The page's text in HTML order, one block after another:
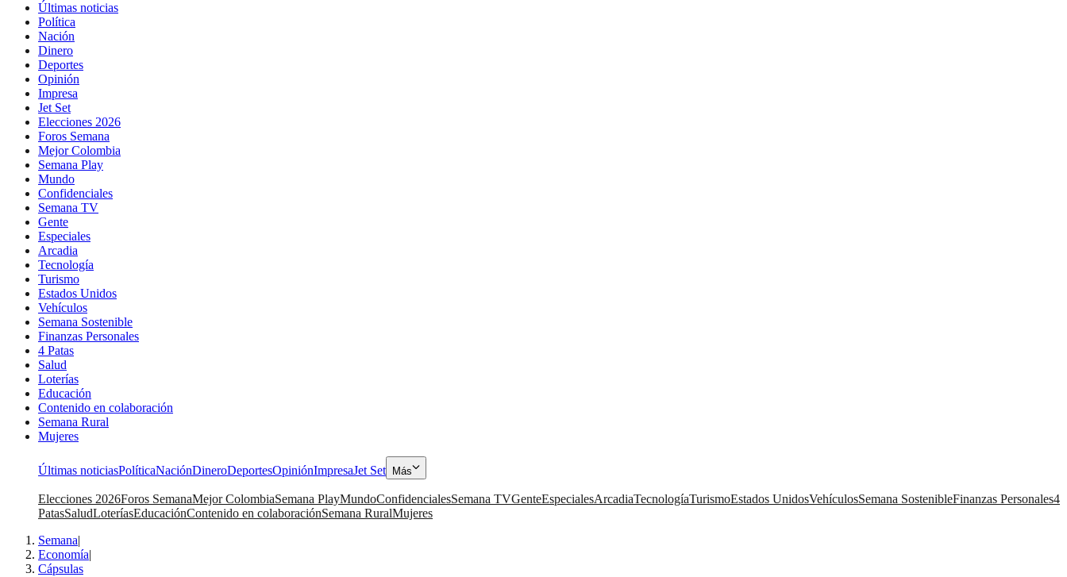
Últimas noticias
Política
Nación
Dinero
Deportes
Opinión
Impresa
Jet Set
Elecciones 2026
Foros Semana
Mejor Colombia
Semana Play
Mundo
Confidenciales
Semana TV
Gente
Especiales
Arcadia
Tecnología
Turismo
Estados Unidos
Vehículos
Semana Sostenible
Finanzas Personales
4 Patas
Salud
Loterías
Educación
Contenido en colaboración
Semana Rural
Mujeres
Últimas noticiasPolíticaNaciónDineroDeportesOpiniónImpresaJet Set Más
Elecciones 2026Foros SemanaMejor ColombiaSemana PlayMundoConfidencialesSemana TVGenteEspecialesArcadiaTecnologíaTurismoEstados UnidosVehículosSemana SostenibleFinanzas Personales4
PatasSaludLoteríasEducaciónContenido en colaboraciónSemana RuralMujeres
Semana|
Economía|
Cápsulas